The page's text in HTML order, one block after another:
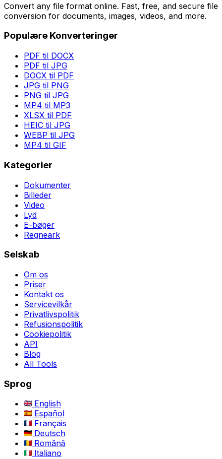
Convert any file format online. Fast, free, and secure file
conversion for documents, images, videos, and more.
Populære Konverteringer
PDF til DOCX
PDF til JPG
DOCX til PDF
JPG til PNG
PNG til JPG
MP4 til MP3
XLSX til PDF
HEIC til JPG
WEBP til JPG
MP4 til GIF
Kategorier
Dokumenter
Billeder
Video
Lyd
E-bøger
Regneark
Selskab
Om os
Priser
Kontakt os
Servicevilkår
Privatlivspolitik
Refusionspolitik
Cookiepolitik
API
Blog
All Tools
Sprog
English
Español
Français
Deutsch
Română
Italiano